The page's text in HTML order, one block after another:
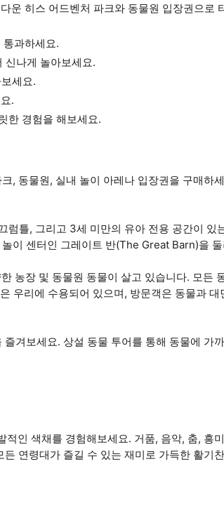
운 히스 어드벤처 파크와 동물원 입장권으로
과하세요.
신나게 놀아보세요.
세요.
.
한 경험을 해보세요.
, 동물원, 실내 놀이 아레나 입장권을 구매하
럼틀, 그리고 3세 미만의 유아 전용 공간이 있
이 센터인 그레이트 반(The Great Barn)을
농장 및 동물원 동물이 살고 있습니다. 모든
우리에 수용되어 있으며, 방문객은 동물과 대
겨보세요. 상설 동물 투어를 통해 동물에 가
인 색채를 경험해보세요. 거품, 음악, 춤, 흥
연령대가 즐길 수 있는 재미로 가득한 활기